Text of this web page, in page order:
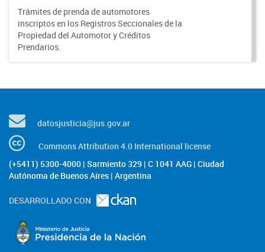
Trámites de prenda de automotores
inscriptos en los Registros Seccionales de la
Propiedad del Automotor y Créditos
Prendarios.
datosjusticia@jus.gov.ar
Commons Attribution 4.0 International license
(+5411) 5300-4000 | Sarmiento 329 | C 1041 AAG | Ciudad
Autónoma de Buenos Aires | Argentina
DESARROLLADO CON